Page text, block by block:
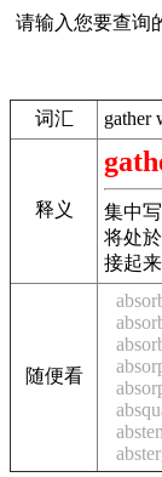
请输入您要查询
词汇 gather
释义
集中写
将处
接起
随便看